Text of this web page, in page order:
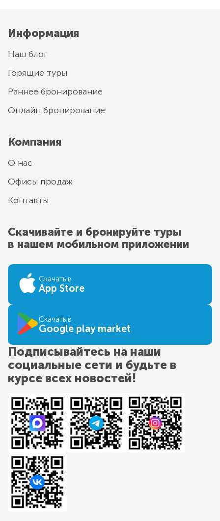
Информация
Наш блог
Горящие туры
Раннее бронирование
Онлайн бронирование
Компания
О нас
Офисы продаж
Контакты
Скачивайте и бронируйте туры
в нашем мобильном приложении
Скачать в
App Store
Скачать в
Google play market
Подписывайтесь на наши
социальные сети и будьте в
курсе всех новостей!